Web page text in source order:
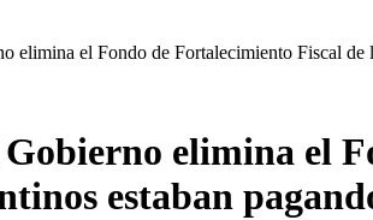
elimina el Fondo de Fortalecimiento Fiscal
elimina el
estaban